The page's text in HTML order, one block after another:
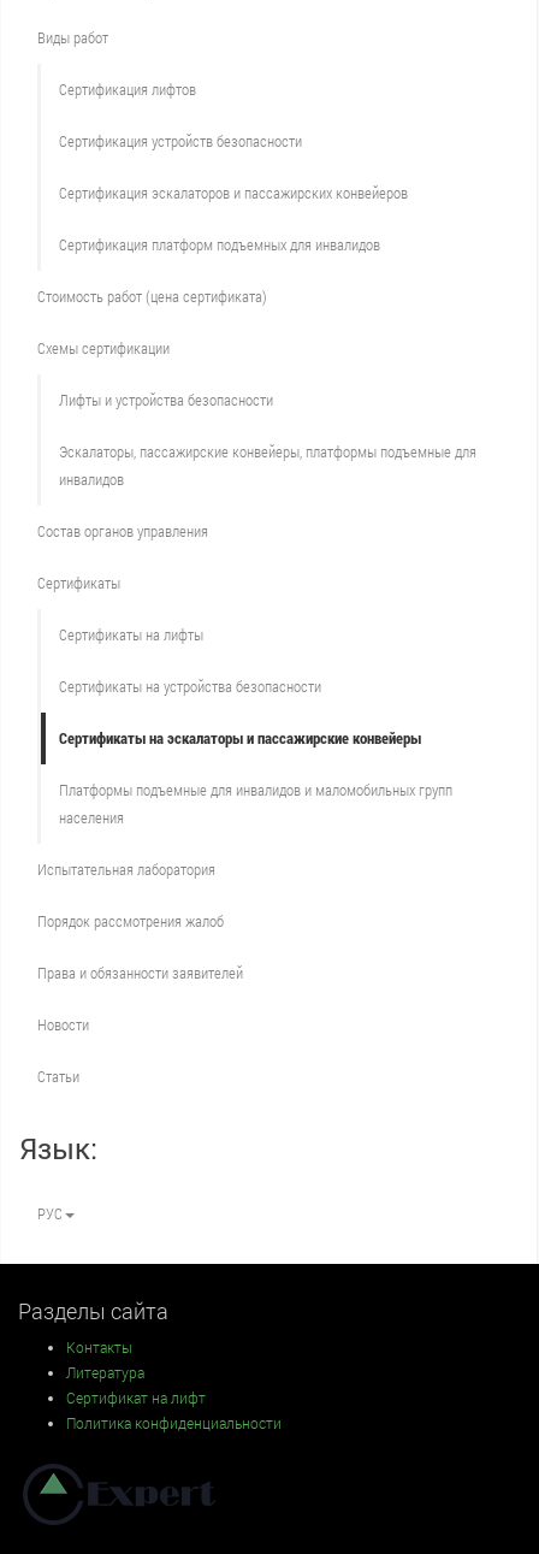
Виды работ
Сертификация лифтов
Сертификация устройств безопасности
Сертификация эскалаторов и пассажирских конвейеров
Сертификация платформ подъемных для инвалидов
Стоимость работ (цена сертификата)
Схемы сертификации
Лифты и устройства безопасности
Эскалаторы, пассажирские конвейеры, платформы подъемные для
инвалидов
Состав органов управления
Сертификаты
Сертификаты на лифты
Сертификаты на устройства безопасности
Сертификаты на эскалаторы и пассажирские конвейеры
Платформы подъемные для инвалидов и маломобильных групп
населения
Испытательная лаборатория
Порядок рассмотрения жалоб
Права и обязанности заявителей
Новости
Статьи
Язык:
РУС
Разделы сайта
Контакты
Литература
Сертификат на лифт
Политика конфиденциальности